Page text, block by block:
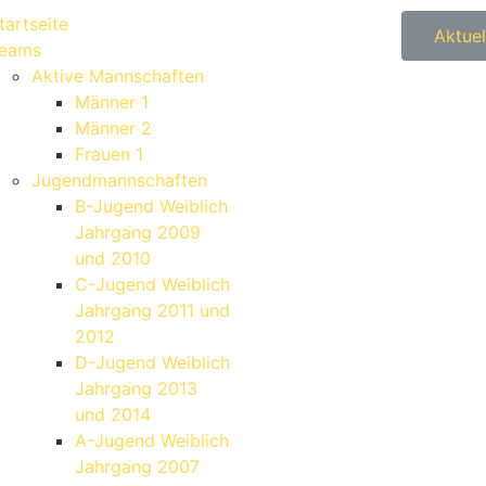
Aktive Mannschaften
Männer 1
Männer 2
Frauen 1
Jugendmannschaften
B-Jugend Weiblich
Jahrgang 2009
und 2010
C-Jugend Weiblich
Jahrgang 2011 und
2012
D-Jugend Weiblich
Jahrgang 2013
und 2014
A-Jugend Weiblich
Jahrgang 2007